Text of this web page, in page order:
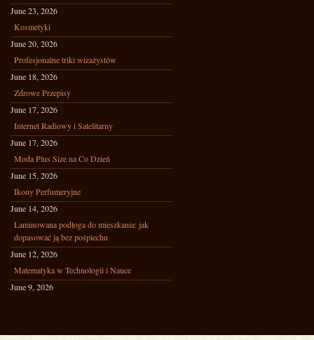
June 23, 2026
Kosmetyki
June 20, 2026
Profesjonalne triki wizażystów
June 18, 2026
Zdrowe Przepisy
June 17, 2026
Internet Radiowy i Satelitarny
June 17, 2026
Moda Plus Size na Co Dzień
June 15, 2026
Ikony Perfumeryjne
June 14, 2026
Laminowana podłoga do mieszkania: jak
dopasować ją bez pośpiechu
June 12, 2026
Matematyka w Technologii i Nauce
June 9, 2026